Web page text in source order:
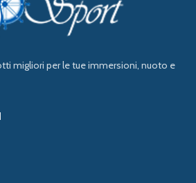
migliori per le tue immersioni, nuoto e